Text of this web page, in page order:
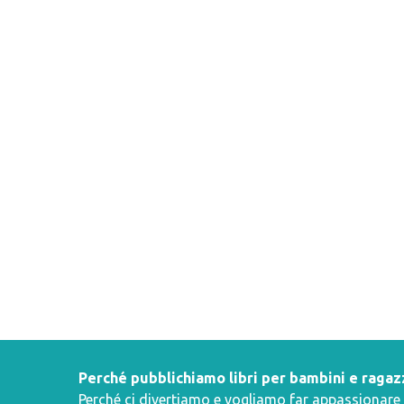
Perché pubblichiamo libri per bambini e
Perché ci divertiamo e vogliamo far